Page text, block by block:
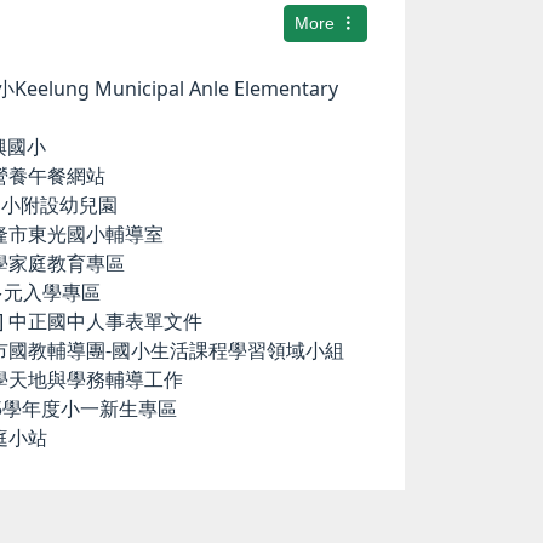
More
Keelung Municipal Anle Elementary
國小
養午餐網站
附設幼兒園
東光國小輔導室
家庭教育專區
入學專區
正國中人事表單文件
教輔導團-國小生活課程學習領域小組
地與學務輔導工作
年度小一新生專區
小站